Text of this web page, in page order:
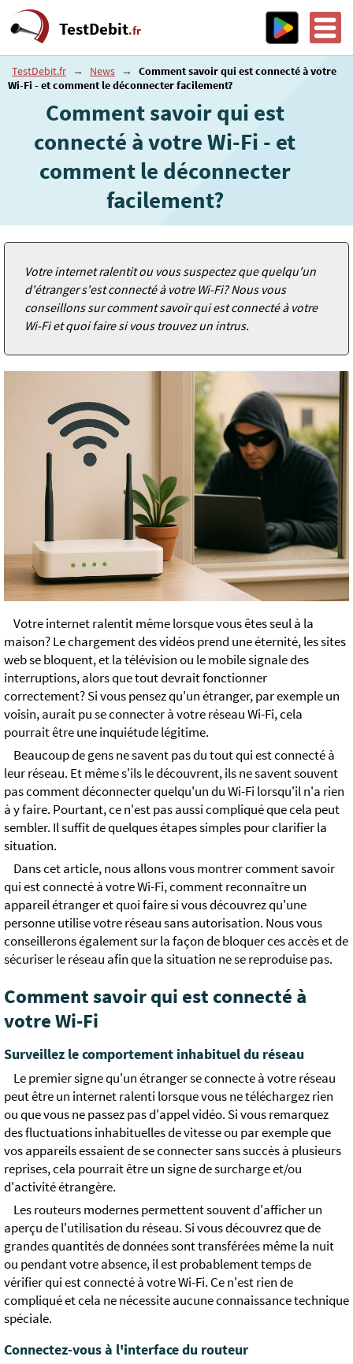
TestDebit.fr
TestDebit.fr → News →
Comment savoir qui est connecté à votre
Wi-Fi - et comment le déconnecter facilement?
Comment savoir qui est
connecté à votre Wi-Fi - et
comment le déconnecter
facilement?
Votre internet ralentit ou vous suspectez que quelqu'un
d'étranger s'est connecté à votre Wi-Fi? Nous vous
conseillons sur comment savoir qui est connecté à votre
Wi-Fi et quoi faire si vous trouvez un intrus.
Votre internet ralentit même lorsque vous êtes seul à la
maison? Le chargement des vidéos prend une éternité, les sites
web se bloquent, et la télévision ou le mobile signale des
interruptions, alors que tout devrait fonctionner
correctement? Si vous pensez qu'un étranger, par exemple un
voisin, aurait pu se connecter à votre réseau Wi-Fi, cela
pourrait être une inquiétude légitime.
Beaucoup de gens ne savent pas du tout qui est connecté à
leur réseau. Et même s'ils le découvrent, ils ne savent souvent
pas comment déconnecter quelqu'un du Wi-Fi lorsqu'il n'a rien
à y faire. Pourtant, ce n'est pas aussi compliqué que cela peut
sembler. Il suffit de quelques étapes simples pour clarifier la
situation.
Dans cet article, nous allons vous montrer comment savoir
qui est connecté à votre Wi-Fi, comment reconnaître un
appareil étranger et quoi faire si vous découvrez qu'une
personne utilise votre réseau sans autorisation. Nous vous
conseillerons également sur la façon de bloquer ces accès et de
sécuriser le réseau afin que la situation ne se reproduise pas.
Comment savoir qui est connecté à
votre Wi-Fi
Surveillez le comportement inhabituel du réseau
Le premier signe qu'un étranger se connecte à votre réseau
peut être un internet ralenti lorsque vous ne téléchargez rien
ou que vous ne passez pas d'appel vidéo. Si vous remarquez
des fluctuations inhabituelles de vitesse ou par exemple que
vos appareils essaient de se connecter sans succès à plusieurs
reprises, cela pourrait être un signe de surcharge et/ou
d'activité étrangère.
Les routeurs modernes permettent souvent d'afficher un
aperçu de l'utilisation du réseau. Si vous découvrez que de
grandes quantités de données sont transférées même la nuit
ou pendant votre absence, il est probablement temps de
vérifier qui est connecté à votre Wi-Fi. Ce n'est rien de
compliqué et cela ne nécessite aucune connaissance technique
spéciale.
Connectez-vous à l'interface du routeur